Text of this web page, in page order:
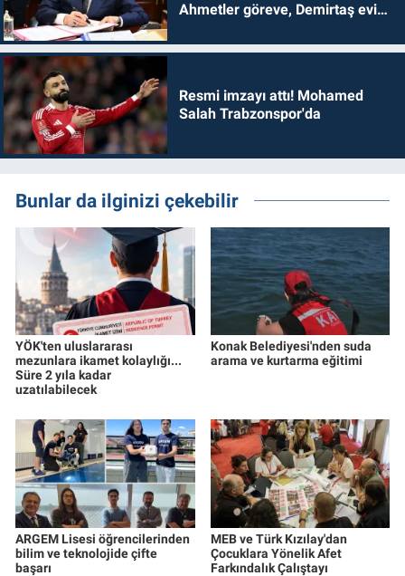
Ahmetler göreve, Demirtaş evine
Resmi imzayı attı! Mohamed
Salah Trabzonspor'da
Bunlar da ilginizi çekebilir
YÖK'ten uluslararası
mezunlara ikamet kolaylığı...
Süre 2 yıla kadar
uzatılabilecek
Konak Belediyesi'nden suda
arama ve kurtarma eğitimi
ARGEM Lisesi öğrencilerinden
bilim ve teknolojide çifte
başarı
MEB ve Türk Kızılay'dan
Çocuklara Yönelik Afet
Farkındalık Çalıştayı